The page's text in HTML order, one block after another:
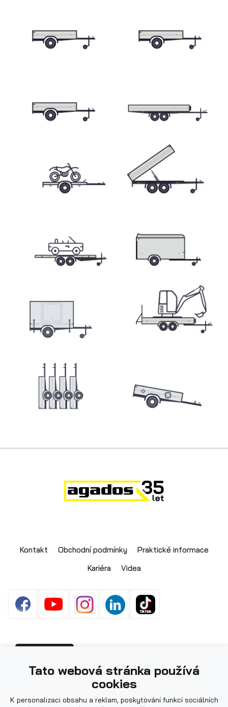
Přepravníky minibagrů
Skladové přívěsy
Kontakt Obchodní podmínky
Praktické informace
Kariéra
Videa
ilustrační.
Tato webová stránka používá
cookies
K personalizaci obsahu a reklam, poskytování funkcí sociálních